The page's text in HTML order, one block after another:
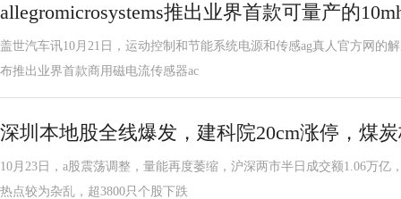
allegromicrosystems推出业界首款可量产的
盖世汽车讯10月21日，运动控制和节能系统电源和传感ag真人官方网的解
布推出业界首款商用磁电流传感器ac
深圳本地股全线爆发，建科院20cm涨停，煤
10月23日，a股震荡调整，量能再度萎缩，沪深两市半日成交额1.06万亿
热点较为杂乱，超3800只个股下跌